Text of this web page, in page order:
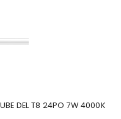
DEL T8 24PO 7W 4000K